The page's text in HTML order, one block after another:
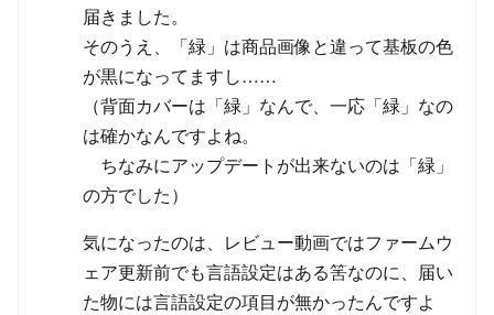
届きました。
そのうえ、「緑」は商品画像と違って基板の色
が黒になってますし……
（背面カバーは「緑」なんで、一応「緑」なの
は確かなんですよね。
ちなみにアップデートが出来ないのは「緑」
の方でした）
気になったのは、レビュー動画ではファームウ
ェア更新前でも言語設定はある筈なのに、届い
た物には言語設定の項目が無かったんですよ